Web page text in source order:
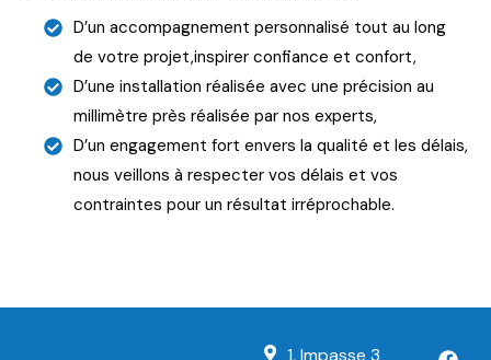
D’un accompagnement personnalisé tout au long
de votre projet,inspirer confiance et confort,
D’une installation réalisée avec une précision au
millimètre près réalisée par nos experts,
D’un engagement fort envers la qualité et les délais,
nous veillons à respecter vos délais et vos
contraintes pour un résultat irréprochable.
1, Impasse 3